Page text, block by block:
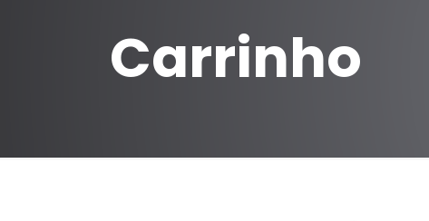
Carrinho